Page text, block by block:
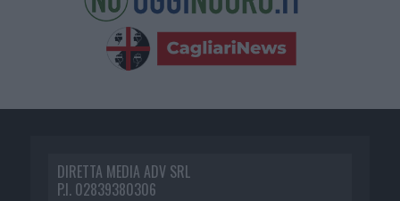
DIRETTA MEDIA ADV SRL
P.I. 02839380306